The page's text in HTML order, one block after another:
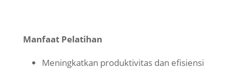
Manfaat Pelatihan
Meningkatkan produktivitas dan efisiensi